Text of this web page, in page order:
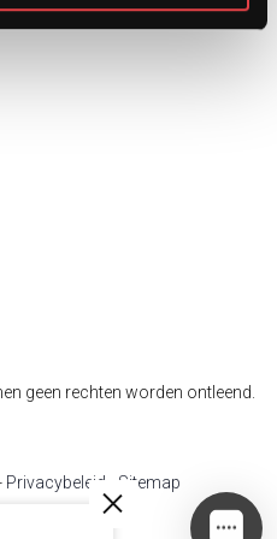
geen rechten worden ontleend.
Privacybeleid Sitemap